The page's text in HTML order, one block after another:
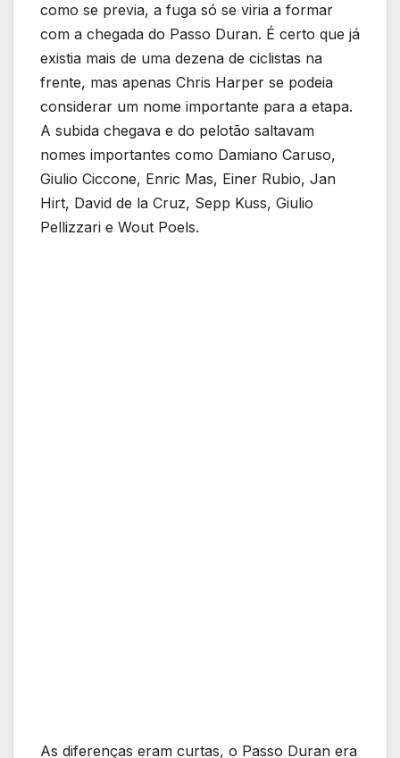
como se previa, a fuga só se viria a formar
com a chegada do Passo Duran. É certo que já
existia mais de uma dezena de ciclistas na
frente, mas apenas Chris Harper se podeia
considerar um nome importante para a etapa.
A subida chegava e do pelotão saltavam
nomes importantes como Damiano Caruso,
Giulio Ciccone, Enric Mas, Einer Rubio, Jan
Hirt, David de la Cruz, Sepp Kuss, Giulio
Pellizzari e Wout Poels.
As diferenças eram curtas, o Passo Duran era